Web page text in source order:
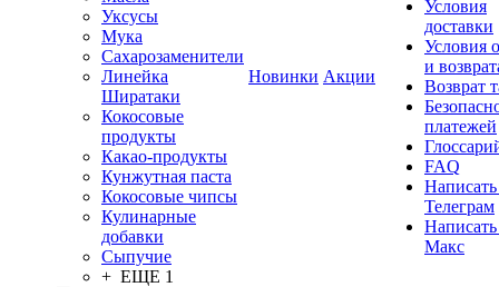
Уксусы
Мука
Сахарозаменители
Линейка
Ширатаки
Кокосовые
продукты
Какао-продукты
Кунжутная паста
Кокосовые чипсы
Кулинарные
добавки
Сыпучие
+ ЕЩЕ 1
Новинки Акции
Условия
доставки
Условия
и
Возврат
платежей
FAQ
Телеграм
Макс